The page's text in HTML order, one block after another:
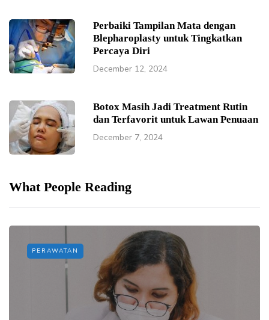
Perbaiki Tampilan Mata dengan
Blepharoplasty untuk Tingkatkan
Percaya Diri
December 12, 2024
Botox Masih Jadi Treatment Rutin
dan Terfavorit untuk Lawan Penuaan
December 7, 2024
What People Reading
PERAWATAN